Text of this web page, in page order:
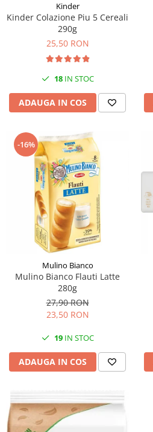
Kinder
Kinder Colazione Piu 5 Cereali
290g
25,50 RON
18IN STOC
ADAUGA IN COS
-16%
Mulino Bianco
Mulino Bianco Flauti Latte
280g
27,90 RON
23,50 RON
19IN STOC
ADAUGA IN COS